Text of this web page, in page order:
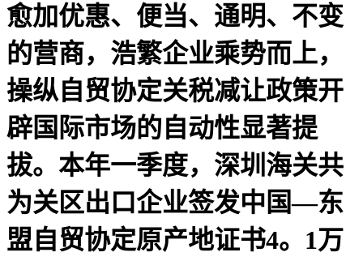
愈加优惠、便当、通明、不变
的营商，浩繁企业乘势而上，
操纵自贸协定关税减让政策开
辟国际市场的自动性显著提
拔。本年一季度，深圳海关共
为关区出口企业签发中国—东
盟自贸协定原产地证书4。1万